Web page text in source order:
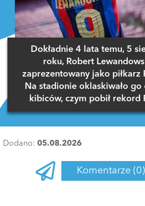
Dokładnie 4 lata temu, 5
roku, Robert
zaprezentowany jako piłkarz
Na stadionie oklaskiwało go
kibiców, czym pobił rekord
Dodano: 05.08.2026
Komentarze (0)